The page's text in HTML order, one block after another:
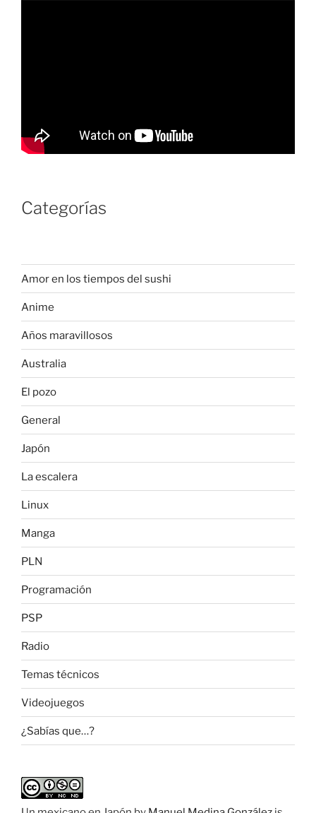
Categorías
Amor en los tiempos del sushi
Anime
Años maravillosos
Australia
El pozo
General
Japón
La escalera
Linux
Manga
PLN
Programación
PSP
Radio
Temas técnicos
Videojuegos
¿Sabías que…?